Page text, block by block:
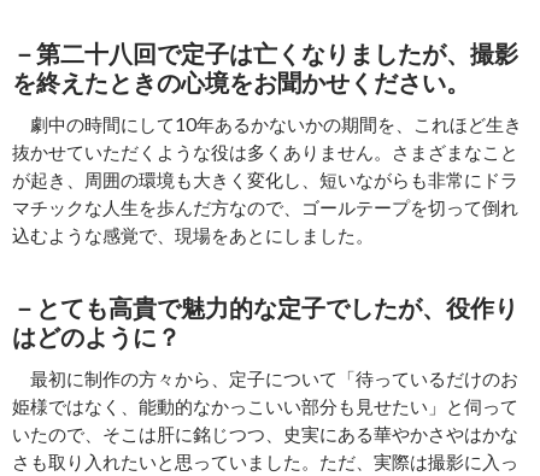
－第二十八回で定子は亡くなりましたが、撮影
を終えたときの心境をお聞かせください。
劇中の時間にして10年あるかないかの期間を、これほど生き
抜かせていただくような役は多くありません。さまざまなこと
が起き、周囲の環境も大きく変化し、短いながらも非常にドラ
マチックな人生を歩んだ方なので、ゴールテープを切って倒れ
込むような感覚で、現場をあとにしました。
－とても高貴で魅力的な定子でしたが、役作り
はどのように？
最初に制作の方々から、定子について「待っているだけのお
姫様ではなく、能動的なかっこいい部分も見せたい」と伺って
いたので、そこは肝に銘じつつ、史実にある華やかさやはかな
さも取り入れたいと思っていました。ただ、実際は撮影に入っ